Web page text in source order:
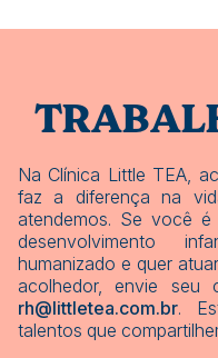
Na Clínica Little TEA,
faz a diferença na
atendemos. Se você
desenvolvimento
humanizado e quer
acolhedor, envie seu
rh@littletea.com.br.
talentos que